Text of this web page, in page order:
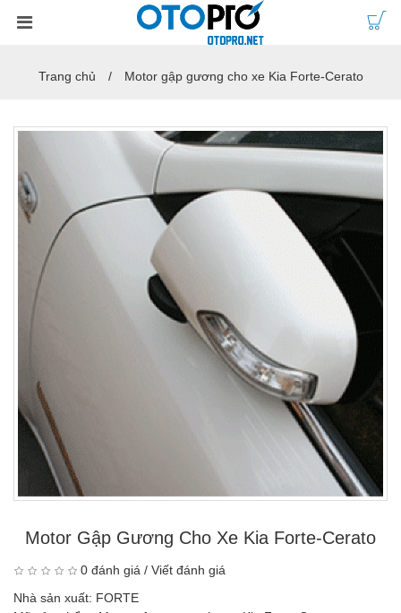
Trang chủ Motor gập gương cho xe Kia Forte-Cerato
Motor Gập Gương Cho Xe Kia Forte-Cerato
0 đánh giá / Viết đánh giá
Nhà sản xuất: FORTE